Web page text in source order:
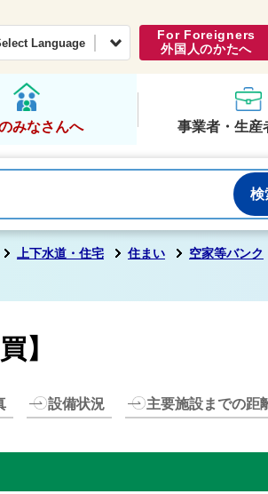
常総市公式ホームページくらし・行政
Language
For Foreigners
外国人のかたへ
みなさんへ 事業者・生産
上下水道・住宅 住まい 空家等バンク
】
設備状況 主要施設までの距